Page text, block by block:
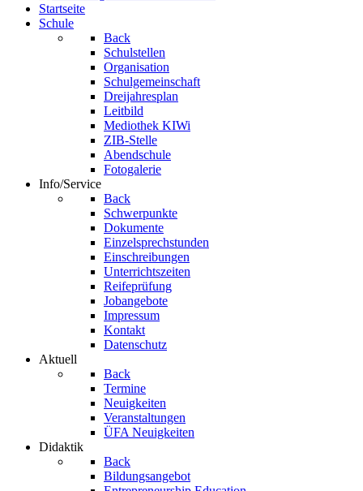
Startseite
Schule
Back
Schulstellen
Organisation
Schulgemeinschaft
Dreijahresplan
Leitbild
Mediothek KIWi
ZIB-Stelle
Abendschule
Fotogalerie
Info/Service
Back
Schwerpunkte
Dokumente
Einzelsprechstunden
Einschreibungen
Unterrichtszeiten
Reifeprüfung
Jobangebote
Impressum
Kontakt
Datenschutz
Aktuell
Back
Termine
Neuigkeiten
Veranstaltungen
ÜFA Neuigkeiten
Didaktik
Back
Bildungsangebot